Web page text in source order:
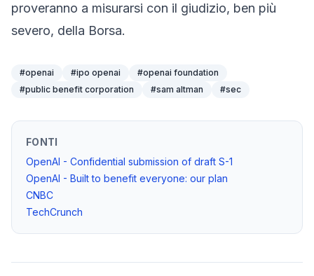
proveranno a misurarsi con il giudizio, ben più
severo, della Borsa.
#openai #ipo openai #openai foundation
#public benefit corporation #sam altman #sec
FONTI
OpenAI - Confidential submission of draft S-1
OpenAI - Built to benefit everyone: our plan
CNBC
TechCrunch